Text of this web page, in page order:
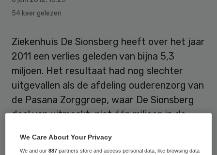
54 keer gelezen
Ziekenhuis De Sionsberg heeft over het jaar
2011 een verlies geleden van bijna 5,3
miljoen. Het resultaat had nog slechter
uitgevallen als de afdeling ouderenzorg van
de Pasana Zorggroep, waar De Sionsberg
deel van uitmaakt, niet één miljoen in de
jaarcijfers van het ziekenhuis in Dokkum.
We Care About Your Privacy
We and our887 partners store and access personal data, like browsing data